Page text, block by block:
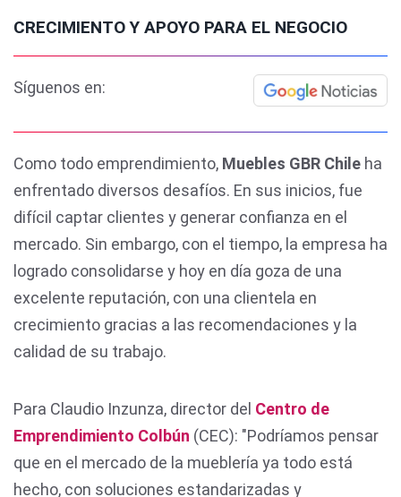
CRECIMIENTO Y APOYO PARA EL NEGOCIO
Síguenos en:
Como todo emprendimiento, Muebles GBR Chile ha
enfrentado diversos desafíos. En sus inicios, fue
difícil captar clientes y generar confianza en el
mercado. Sin embargo, con el tiempo, la empresa ha
logrado consolidarse y hoy en día goza de una
excelente reputación, con una clientela en
crecimiento gracias a las recomendaciones y la
calidad de su trabajo.
Para Claudio Inzunza, director del Centro de
Emprendimiento Colbún (CEC): "Podríamos pensar
que en el mercado de la mueblería ya todo está
hecho, con soluciones estandarizadas y